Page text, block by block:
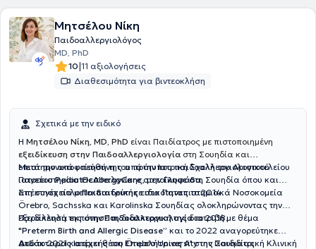
Μητσέλου Νίκη
Παιδοαλλεργιολόγος
MD, PhD
10|11 αξιολογήσεις
Διαθεσιμότητα για βιντεοκλήση
Σχετικά με την ειδικό
Η Μητσέλου Νίκη, MD, PhD είναι Παιδίατρος με πιστοποιημένη
εξειδίκευση στην Παιδοαλλεργιολογία στη Σουηδία και
επιστημονικά υπεύθυνη του πρότυπου παιδοαλλεργιολογικού
ιατρείουPediatricAllergyCareστηνΓλυφάδα.
Μετά την αποφοίτησή της από την Ιατρική Σχολή του Αριστοτελείου
Πανεπιστημίου Θεσσαλονίκης, μετοίκησε στη Σουηδία όπου και
απέκτησε τίτλοΠαιδιατρικήςειδικότητας το 2014.
Στη συνέχεια μετεκπαιδεύτηκε στα Πανεπιστημιακά Νοσοκομεία
Örebro, Sachsska και Karolinska Σουηδίας ολοκληρώνοντας την
εξειδίκευσή της στηνΠαιδοαλλεργιολογίατο 2018.
Παράλληλα εκπόνησε τη διδακτορική της διατριβή με θέμα
"Preterm Birth and Allergic Disease” και το 2022 αναγορεύτηκε
ΔιδάκτοραςΙατρικής του Örebro University της Σουηδίας.
Από το 2021 κατέχει θέση Επιμελήτριας Α'στην Παιδιατρική Κλινική